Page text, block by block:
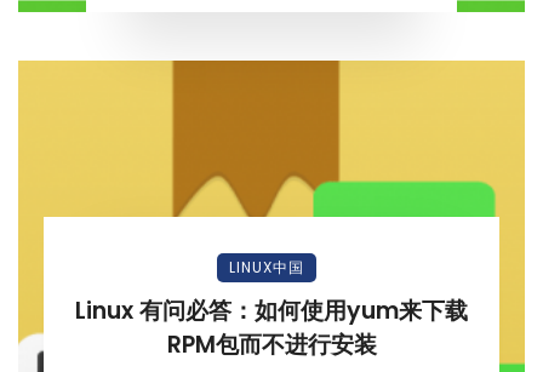
LINUX中国
Linux 有问必答：如何使用yum来下载
RPM包而不进行安装